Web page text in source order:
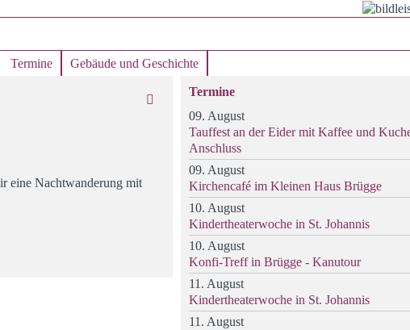
Termine Gebäude und Geschichte
eine Nachtwanderung mit
Termine
09. August
Tauffest an der Eider mit Kaffee und
Anschluss
09. August
Kirchencafé im Kleinen Haus Brügge
10. August
Kindertheaterwoche in St. Johannis
10. August
Konfi-Treff in Brügge - Kanutour
11. August
Kindertheaterwoche in St. Johannis
11. August